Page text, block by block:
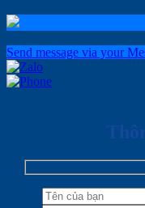
Send message via your